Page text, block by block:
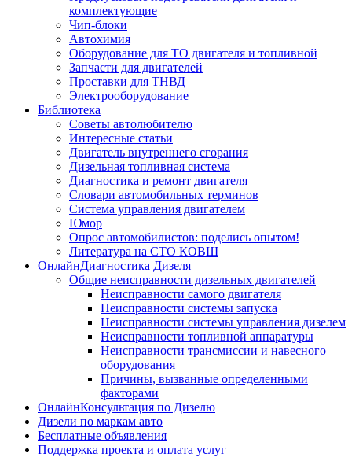
комплектующие
Чип-блоки
Автохимия
Оборудование для ТО двигателя и топливной
Запчасти для двигателей
Проставки для ТНВД
Электрооборудование
Библиотека
Советы автолюбителю
Интересные статьи
Двигатель внутреннего сгорания
Дизельная топливная система
Диагностика и ремонт двигателя
Словари автомобильных терминов
Система управления двигателем
Юмор
Опрос автомобилистов: поделись опытом!
Литература на СТО КОВШ
ОнлайнДиагностика Дизеля
Общие неисправности дизельных двигателей
Неисправности самого двигателя
Неисправности системы запуска
Неисправности системы управления дизелем
Неисправности топливной аппаратуры
Неисправности трансмиссии и навесного
оборудования
Причины, вызванные определенными
факторами
ОнлайнКонсультация по Дизелю
Дизели по маркам авто
Бесплатные объявления
Поддержка проекта и оплата услуг